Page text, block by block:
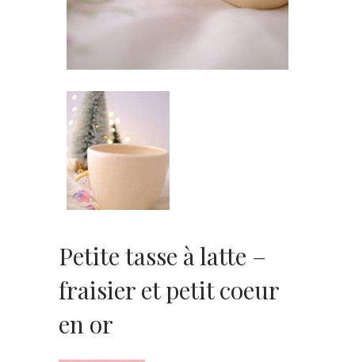
Petite tasse à latte –
fraisier et petit coeur
en or